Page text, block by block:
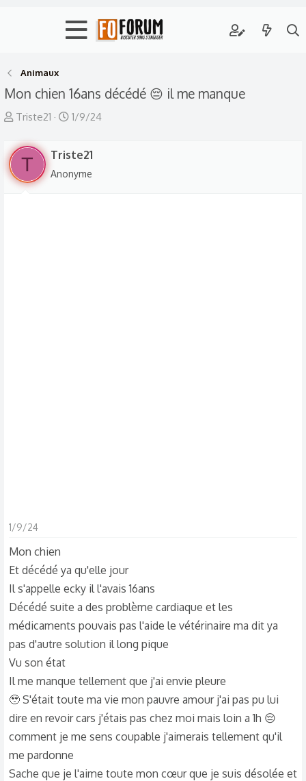
Animaux
Mon chien 16ans décédé 😔 il me manque
A
t
u
Triste21
D
t
1/9/24
T Triste21
Anonyme
1/9/24
Mon chien
Et décédé ya qu'elle jour
Il s'appelle ecky il l'avais 16ans
Décédé suite a des problème cardiaque et les
médicaments pouvais pas l'aide le vétérinaire ma dit ya
pas d'autre solution il long pique
Vu son état
Il me manque tellement que j'ai envie pleure
🥹 S'était toute ma vie mon pauvre amour j'ai pas pu lui
dire en revoir cars j'étais pas chez moi mais loin a 1h 😔
comment je me sens coupable j'aimerais tellement qu'il
me pardonne
Sache que je l'aime toute mon cœur que je suis désolée et